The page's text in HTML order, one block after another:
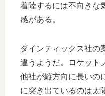
着陸するには不向きな
感がある。
ダインティックス社の
違うようだ。ロケット
他社が縦方向に長いの
に突き出ているのは太